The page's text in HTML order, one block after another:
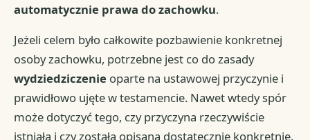
automatycznie prawa do zachowku.
Jeżeli celem było całkowite pozbawienie konkretnej
osoby zachowku, potrzebne jest co do zasady
wydziedziczenie oparte na ustawowej przyczynie i
prawidłowo ujęte w testamencie. Nawet wtedy spór
może dotyczyć tego, czy przyczyna rzeczywiście
istniała i czy została opisana dostatecznie konkretnie.